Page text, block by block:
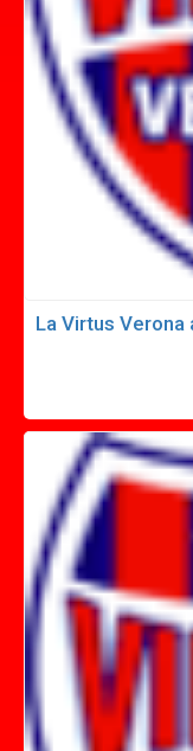
La Virtus Verona